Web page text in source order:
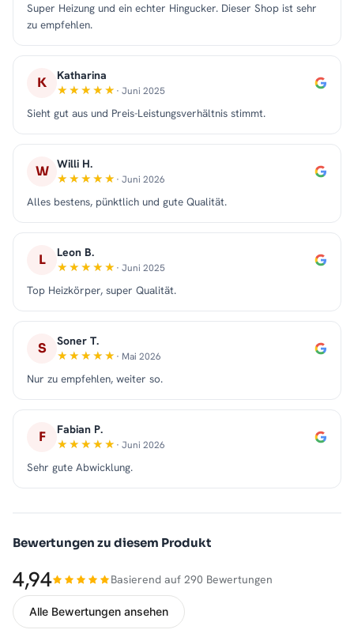
Super Heizung und ein echter Hingucker. Dieser Shop ist sehr
zu empfehlen.
K Katharina
· Juni 2025
Sieht gut aus und Preis-Leistungsverhältnis stimmt.
W Willi H.
· Juni 2026
Alles bestens, pünktlich und gute Qualität.
L Leon B.
· Juni 2025
Top Heizkörper, super Qualität.
S Soner T.
· Mai 2026
Nur zu empfehlen, weiter so.
F Fabian P.
· Juni 2026
Sehr gute Abwicklung.
Bewertungen zu diesem Produkt
4,94 Basierend auf 290 Bewertungen
Alle Bewertungen ansehen